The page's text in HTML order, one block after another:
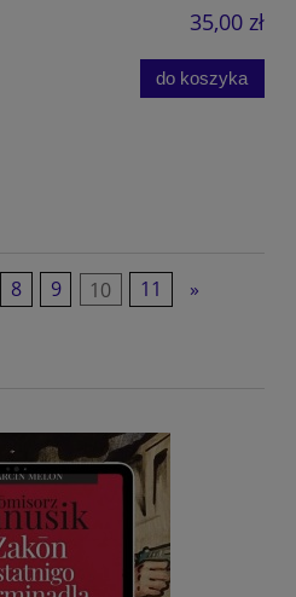
35,00 zł
do koszyka
8 9 10 11 »